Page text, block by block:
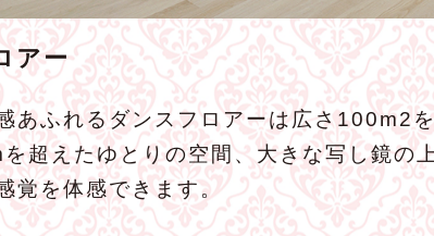
アー
あふれるダンスフロアーは広さ100m2
超えたゆとりの空間、大きな写し鏡の
覚を体感できます。